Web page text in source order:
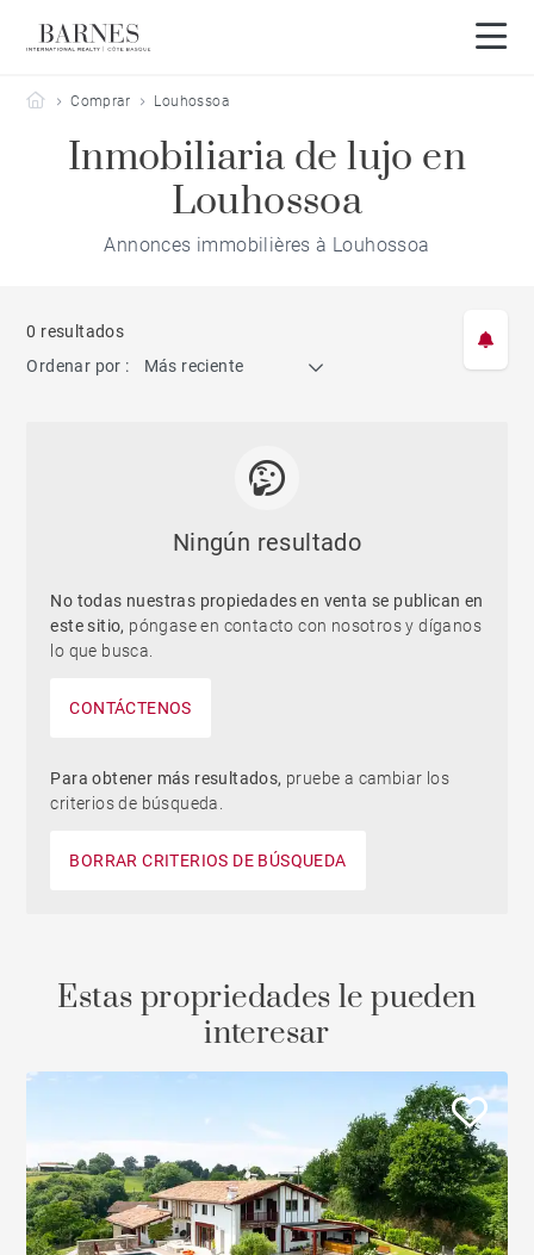
Barnes Côte Basque
Comprar Louhossoa
Inmobiliaria de lujo en
Louhossoa
Annonces immobilières à Louhossoa
0 resultados
Ordenar por :
Más reciente
Ningún resultado
No todas nuestras propiedades en venta se publican en
este sitio, póngase en contacto con nosotros y díganos
lo que busca.
CONTÁCTENOS
Para obtener más resultados, pruebe a cambiar los
criterios de búsqueda.
BORRAR CRITERIOS DE BÚSQUEDA
Estas propriedades le pueden
interesar